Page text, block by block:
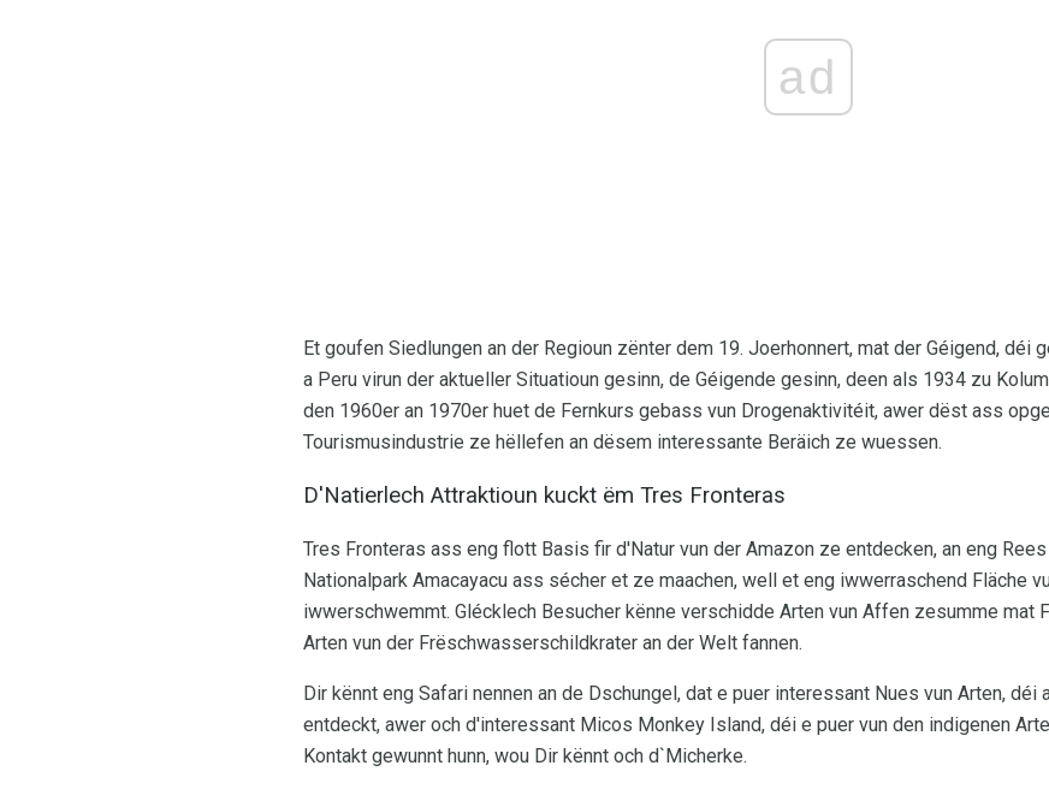
ad
Et goufen Siedlungen an der Regioun zënter dem 19. Joerhonnert, mat der Géigend, déi
a Peru virun der aktueller Situatioun gesinn, de Géigende gesinn, deen als 1934 zu
den 1960er an 1970er huet de Fernkurs gebass vun Drogenaktivitéit, awer dëst ass
Tourismusindustrie ze hëllefen an dësem interessante Beräich ze wuessen.
D'Natierlech Attraktioun kuckt ëm Tres Fronteras
Tres Fronteras ass eng flott Basis fir d'Natur vun der Amazon ze entdecken, an eng
Nationalpark Amacayacu ass sécher et ze maachen, well et eng iwwerraschend Fläche
iwwerschwemmt. Glécklech Besucher kënne verschidde Arten vun Affen zesumme mat
Arten vun der Frëschwasserschildkrater an der Welt fannen.
Dir kënnt eng Safari nennen an de Dschungel, dat e puer interessant Nues vun Arten, déi
entdeckt, awer och d'interessant Micos Monkey Island, déi e puer vun den indigenen
Kontakt gewunnt hunn, wou Dir kënnt och d`Micherke.